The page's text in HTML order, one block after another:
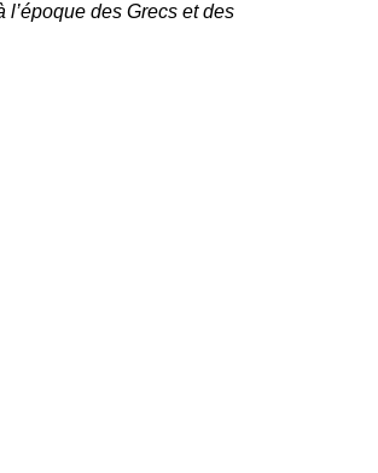
des Grecs et des